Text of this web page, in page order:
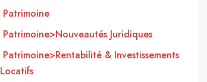
Patrimoine
Patrimoine>Nouveautés Juridiques
Patrimoine>Rentabilité & Investissements
Locatifs